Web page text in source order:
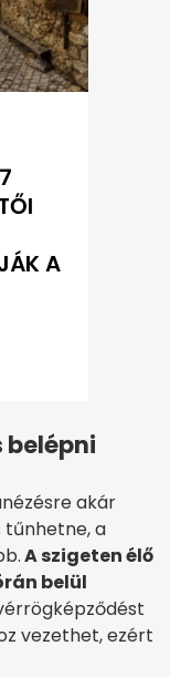
A
belépni
akár
a
A szigeten élő
belül
vezethet, ezért